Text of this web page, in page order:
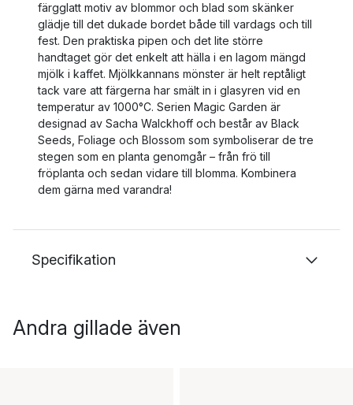
färgglatt motiv av blommor och blad som skänker
glädje till det dukade bordet både till vardags och till
fest. Den praktiska pipen och det lite större
handtaget gör det enkelt att hälla i en lagom mängd
mjölk i kaffet. Mjölkkannans mönster är helt reptåligt
tack vare att färgerna har smält in i glasyren vid en
temperatur av 1000°C. Serien Magic Garden är
designad av Sacha Walckhoff och består av Black
Seeds, Foliage och Blossom som symboliserar de tre
stegen som en planta genomgår – från frö till
fröplanta och sedan vidare till blomma. Kombinera
dem gärna med varandra!
Specifikation
Andra gillade även